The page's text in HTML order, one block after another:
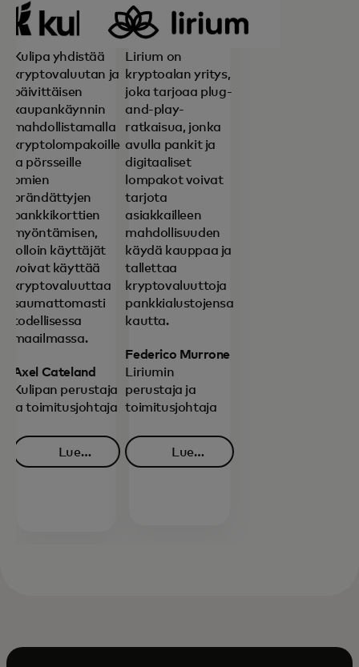
Kulipa yhdistää
kryptovaluutan ja
päivittäisen
kaupankäynnin
mahdollistamalla
kryptolompakoille
ja pörsseille
omien
brändättyjen
pankkikorttien
myöntämisen,
jolloin käyttäjät
voivat käyttää
kryptovaluuttaa
saumattomasti
todellisessa
maailmassa.
Axel Cateland
Kulipan perustaja
ja toimitusjohtaja
Lue
Lirium on
kryptoalan yritys,
joka tarjoaa plug-
and-play-
ratkaisua, jonka
avulla pankit ja
digitaaliset
lompakot voivat
tarjota
asiakkailleen
mahdollisuuden
käydä kauppaa ja
tallettaa
kryptovaluuttoja
pankkialustojensa
kautta.
Federico Murrone
Liriumin
perustaja ja
toimitusjohtaja
Lue